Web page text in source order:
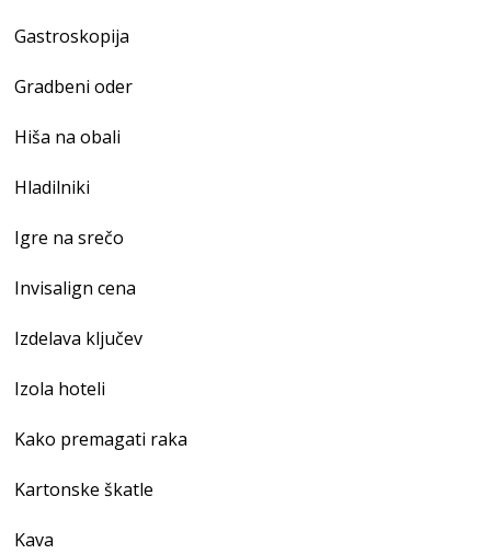
Gastroskopija
Gradbeni oder
Hiša na obali
Hladilniki
Igre na srečo
Invisalign cena
Izdelava ključev
Izola hoteli
Kako premagati raka
Kartonske škatle
Kava